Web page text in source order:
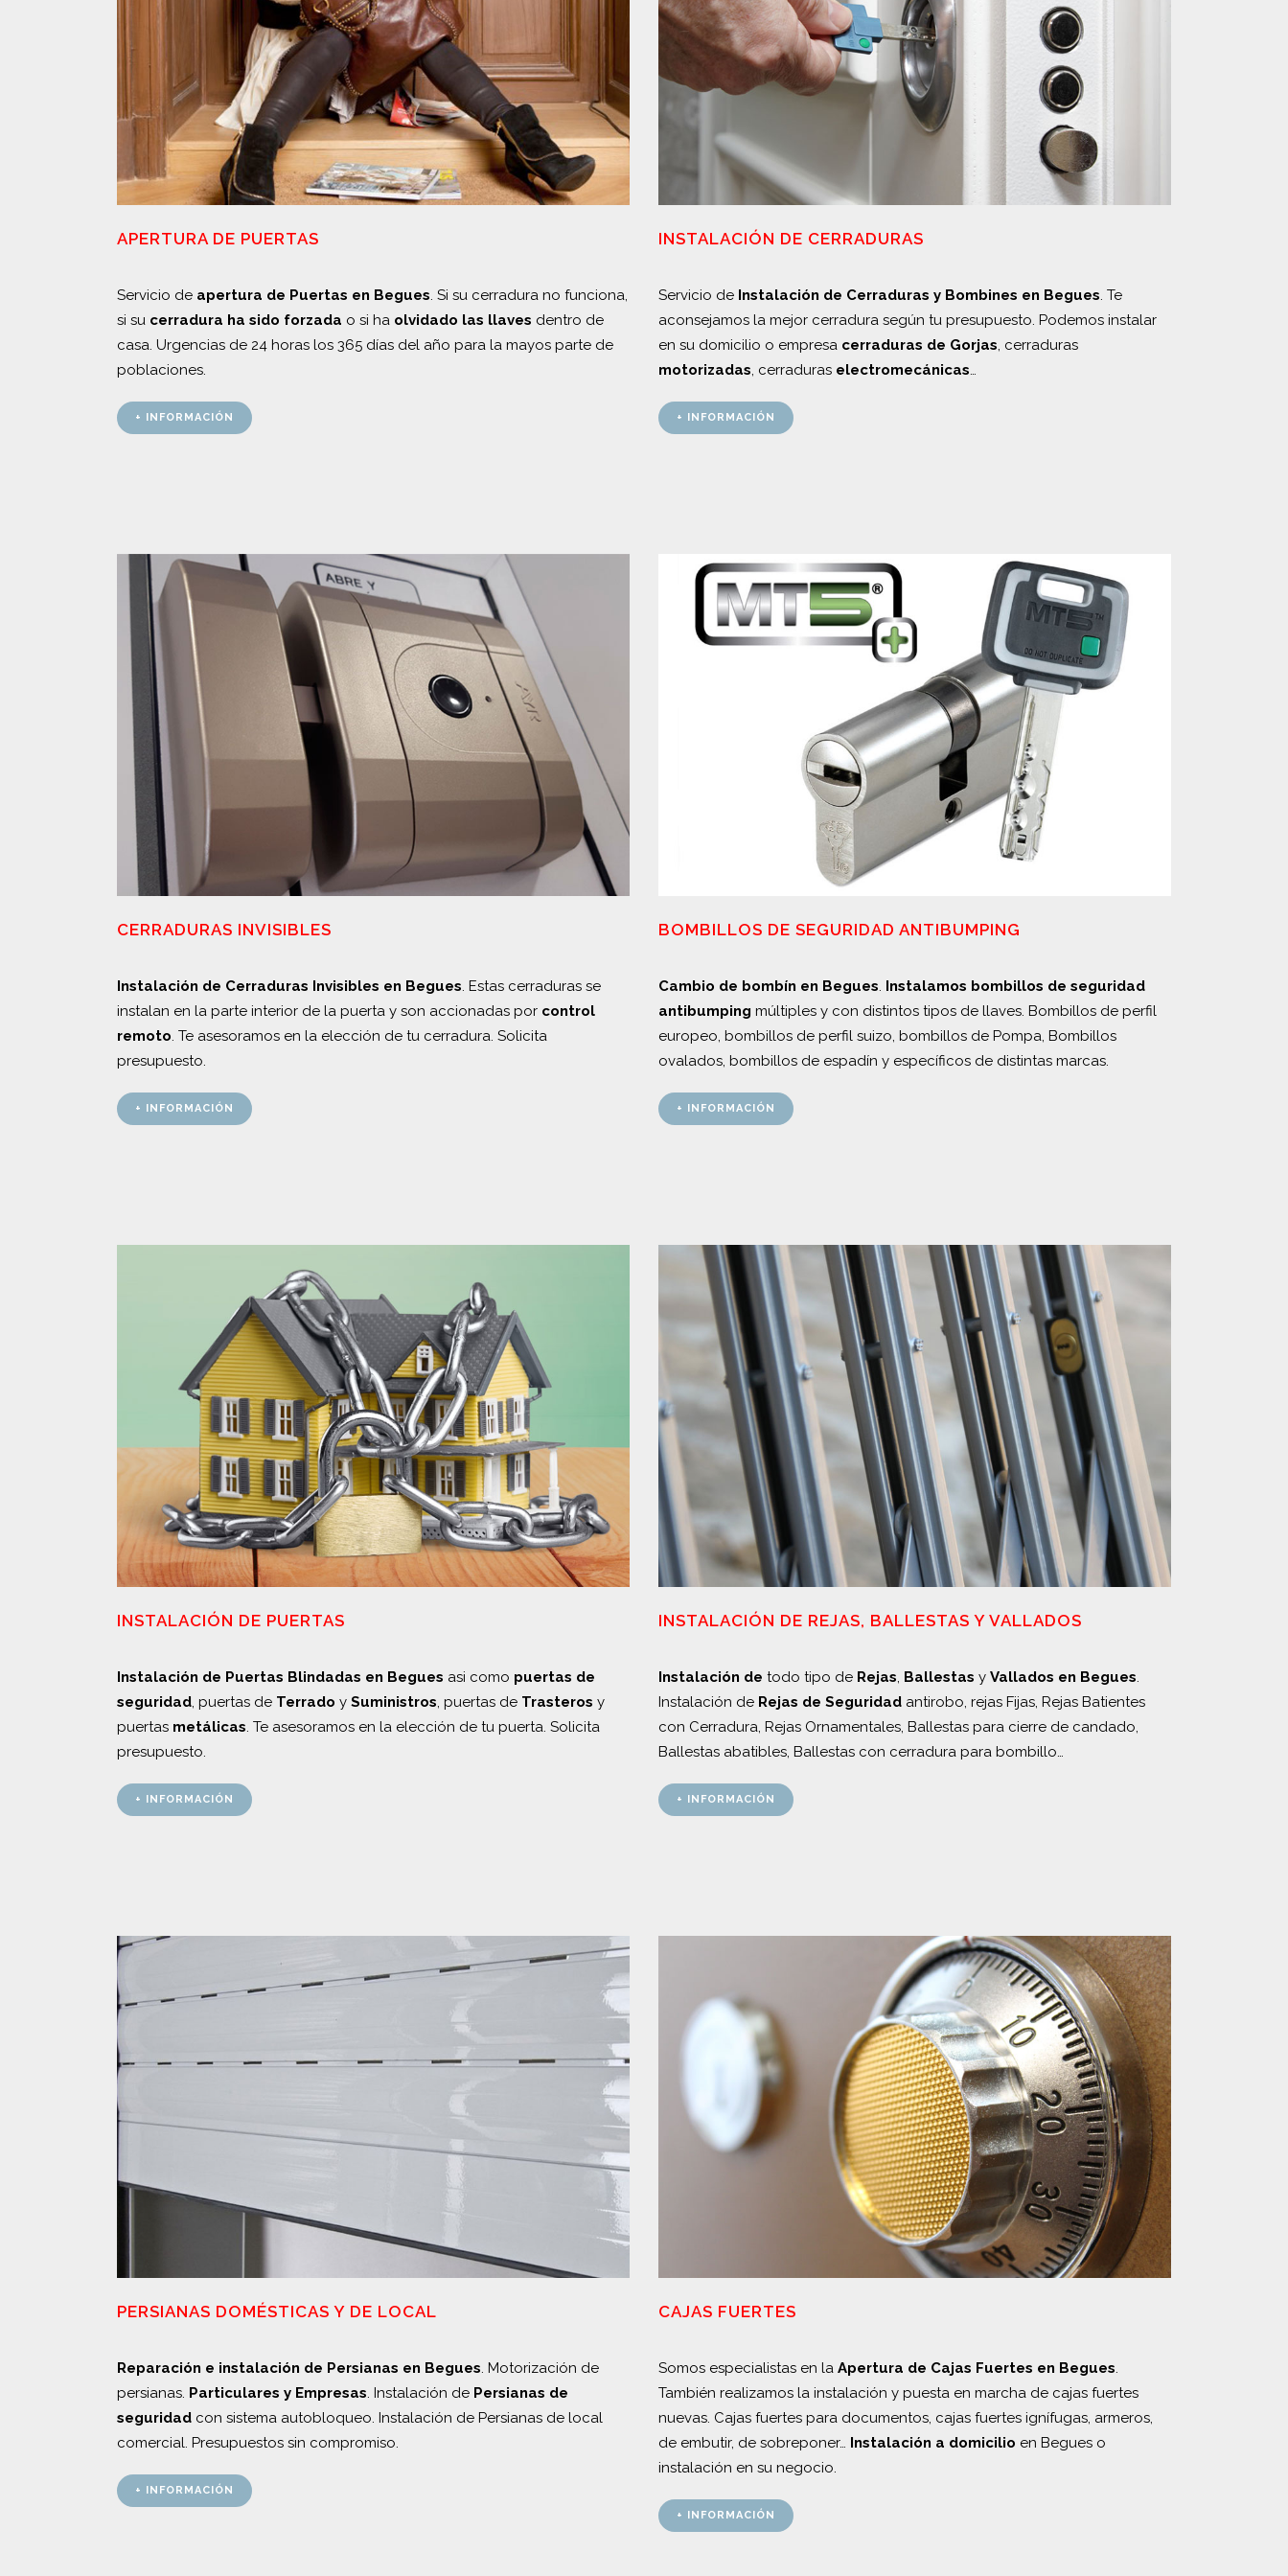
APERTURA DE PUERTAS
Servicio de apertura de Puertas en Begues. Si su cerradura no funciona,
si su cerradura ha sido forzada o si ha olvidado las llaves dentro de
casa. Urgencias de 24 horas los 365 días del año para la mayos parte de
poblaciones.
+ INFORMACIÓN
INSTALACIÓN DE CERRADURAS
Servicio de Instalación de Cerraduras y Bombines en Begues. Te
aconsejamos la mejor cerradura según tu presupuesto. Podemos instalar
en su domicilio o empresa cerraduras de Gorjas, cerraduras
motorizadas, cerraduras electromecánicas…
+ INFORMACIÓN
CERRADURAS INVISIBLES
Instalación de Cerraduras Invisibles en Begues. Estas cerraduras se
instalan en la parte interior de la puerta y son accionadas por control
remoto. Te asesoramos en la elección de tu cerradura. Solicita
presupuesto.
+ INFORMACIÓN
BOMBILLOS DE SEGURIDAD ANTIBUMPING
Cambio de bombín en Begues. Instalamos bombillos de seguridad
antibumping múltiples y con distintos tipos de llaves. Bombillos de perfil
europeo, bombillos de perfil suizo, bombillos de Pompa, Bombillos
ovalados, bombillos de espadín y específicos de distintas marcas.
+ INFORMACIÓN
INSTALACIÓN DE PUERTAS
Instalación de Puertas Blindadas en Begues asi como puertas de
seguridad, puertas de Terrado y Suministros, puertas de Trasteros y
puertas metálicas. Te asesoramos en la elección de tu puerta. Solicita
presupuesto.
+ INFORMACIÓN
INSTALACIÓN DE REJAS, BALLESTAS Y VALLADOS
Instalación de todo tipo de Rejas, Ballestas y Vallados en Begues.
Instalación de Rejas de Seguridad antirobo, rejas Fijas, Rejas Batientes
con Cerradura, Rejas Ornamentales, Ballestas para cierre de candado,
Ballestas abatibles, Ballestas con cerradura para bombillo…
+ INFORMACIÓN
PERSIANAS DOMÉSTICAS Y DE LOCAL
Reparación e instalación de Persianas en Begues. Motorización de
persianas. Particulares y Empresas. Instalación de Persianas de
seguridad con sistema autobloqueo. Instalación de Persianas de local
comercial. Presupuestos sin compromiso.
+ INFORMACIÓN
CAJAS FUERTES
Somos especialistas en la Apertura de Cajas Fuertes en Begues.
También realizamos la instalación y puesta en marcha de cajas fuertes
nuevas. Cajas fuertes para documentos, cajas fuertes ignífugas, armeros,
de embutir, de sobreponer… Instalación a domicilio en Begues o
instalación en su negocio.
+ INFORMACIÓN